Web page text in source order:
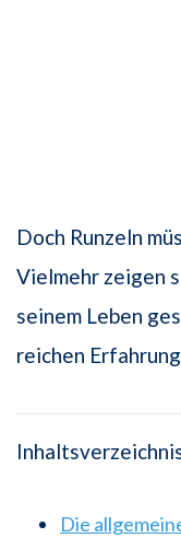
Doch Runzeln
Vielmehr zeigen
seinem Leben
reichen
Die